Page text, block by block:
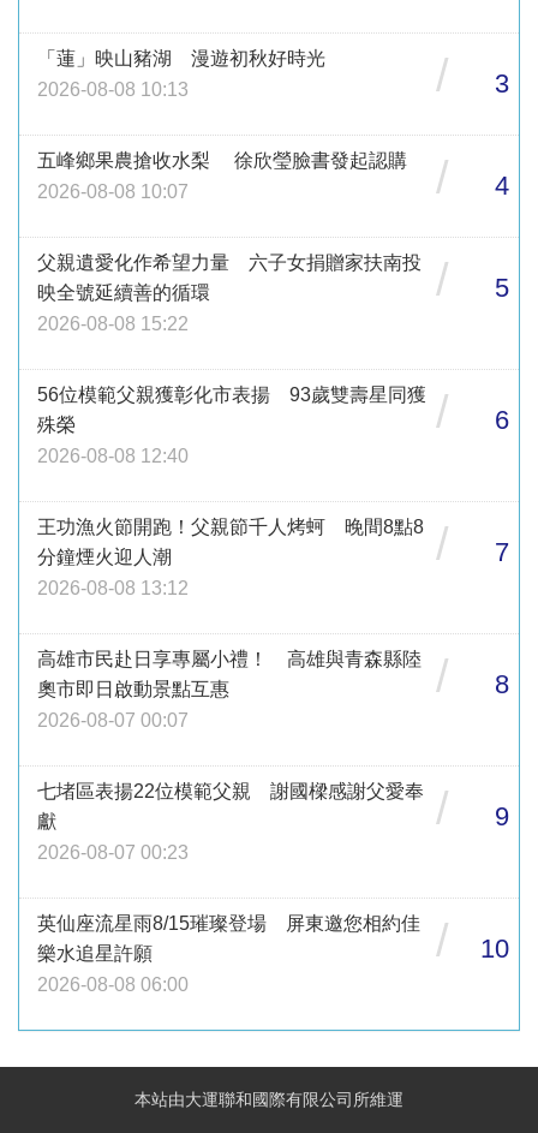
「蓮」映山豬湖 漫遊初秋好時光
2026-08-08 10:13
/ 3
五峰鄉果農搶收水梨 徐欣瑩臉書發起認購
2026-08-08 10:07
/ 4
父親遺愛化作希望力量 六子女捐贈家扶南投
映全號延續善的循環
2026-08-08 15:22
/ 5
56位模範父親獲彰化市表揚 93歲雙壽星同獲
殊榮
2026-08-08 12:40
/ 6
王功漁火節開跑！父親節千人烤蚵 晚間8點8
分鐘煙火迎人潮
2026-08-08 13:12
/ 7
高雄市民赴日享專屬小禮！ 高雄與青森縣陸
奧市即日啟動景點互惠
2026-08-07 00:07
/ 8
七堵區表揚22位模範父親 謝國樑感謝父愛奉
獻
2026-08-07 00:23
/ 9
英仙座流星雨8/15璀璨登場 屏東邀您相約佳
樂水追星許願
2026-08-08 06:00
/ 10
本站由大運聯和國際有限公司所維運